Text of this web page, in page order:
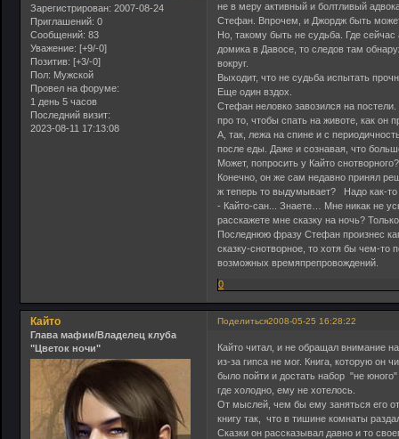
Зарегистрирован: 2007-08-24
Приглашений: 0
Сообщений: 83
Уважение: [+9/-0]
Позитив: [+3/-0]
Пол: Мужской
Провел на форуме:
1 день 5 часов
Последний визит:
2023-08-11 17:13:08
не в меру активный и болтливый
Стефан. Впрочем, и Джордж быть
Но, такому быть не судьба. Где
домика в Давосе, то следов там
вокруг.
Выходит, что не судьба испытать
Еще один вздох.
Стефан неловко завозился на
про то, чтобы спать на животе, как он
А, так, лежа на спине и с
после еды. Даже и сознавая, что
Может, попросить у Кайто
Конечно, он же сам недавно принял
ж теперь то выдумывает? Надо как-
- Кайто-сан... Знаете… Мне никак не
расскажете мне сказку на ночь?
Последнюю фразу Стефан произнес
сказку-снотворное, то хотя бы чем-то
возможных времяпрепровождений.
0
Поделиться2008-05-25 16:28:22
Кайто
Глава мафии/Владелец клуба
"Цветок ночи"
Кайто читал, и не обращал внимание
из-за гипса не мог. Книга, которую он
было пойти и достать набор "не
где холодно, ему не хотелось.
От мыслей, чем бы ему заняться его
книгу так, что в тишине комнаты
Сказки он рассказывал давно и то